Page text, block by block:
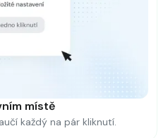
místě
každý na pár kliknutí.